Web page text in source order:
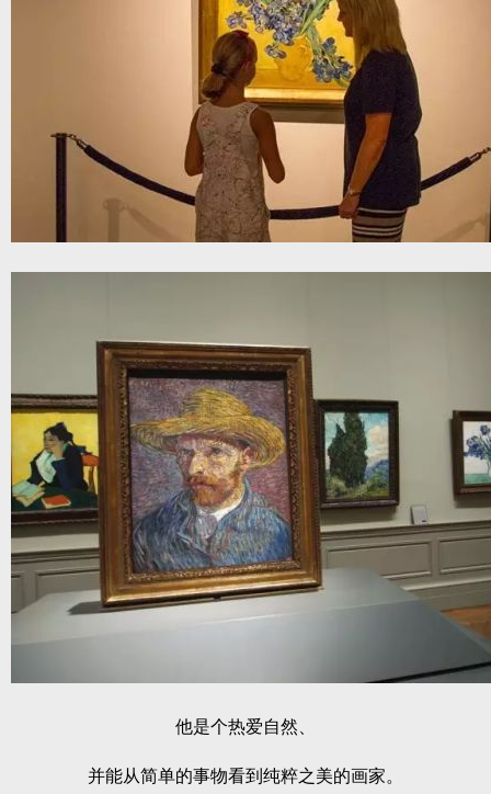
他是个热爱自然、
并能从简单的事物看到纯粹之美的画家。